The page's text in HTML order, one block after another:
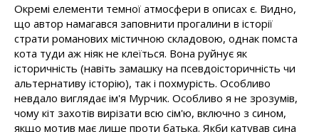
Окремі елементи темної атмосфери в описах є. Видно,
що автор намагався заповнити прогалини в історії
страти романових містичною складовою, однак помста
кота туди аж ніяк не клеїться. Вона руйнує як
історичність (навіть замашку на псевдоісторичність чи
альтернативу історію), так і похмурість. Особливо
невдало виглядає ім'я Мурчик. Особливо я не зрозумів,
чому кіт захотів вирізати всю сім'ю, включно з сином,
якщо мотив має лише проти батька. Якби катував сина